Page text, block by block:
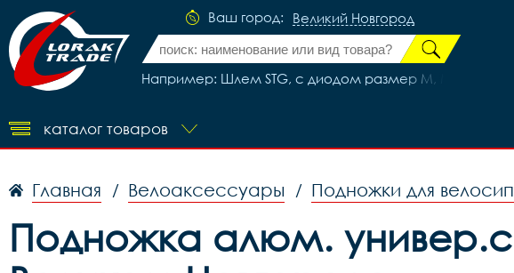
Ваш город: Великий Новгород
Например: Шлем STG, с диодом размер M, MV17-1, код
каталог товаров
Главная / Велоаксессуары / Подножки для
Подножка алюм. универ.с